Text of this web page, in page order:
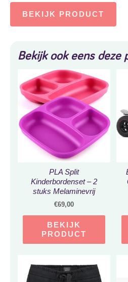
BEKIJK PRODUCT
Bekijk ook eens deze
PLA Split
Kinderbordenset – 2
stuks Melaminevrij
Magnetronbestendig
Stapelbaar BPA-vrij
Kinderborden –
€69,00
BEKIJK
PRODUCT